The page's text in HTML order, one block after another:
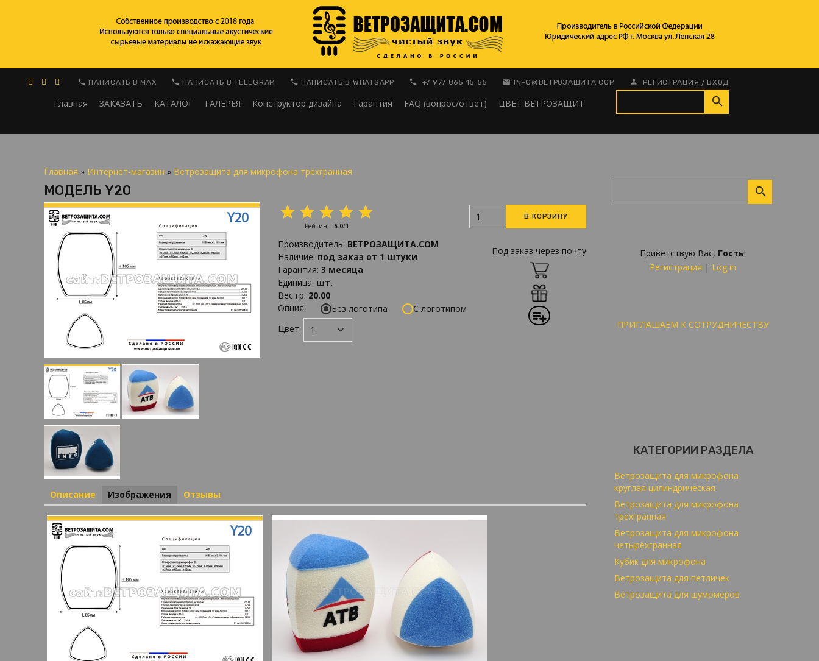
НАПИСАТЬ В MAX НАПИСАТЬ В TELEGRAM НАПИСАТЬ В WHATSAPP +7 977 865 15 55 INFO@ВЕТРОЗАЩИТА.COM РЕГИСТРАЦИЯ / ВХОД
Главная ЗАКАЗАТЬ КАТАЛОГ ГАЛЕРЕЯ Конструктор дизайна Гарантия FAQ (вопрос/ответ) ЦВЕТ ВЕТРОЗАЩИТ
Приветствую Вас, Гость!
Регистрация | Log in
ПРИГЛАШАЕМ К СОТРУДНИЧЕСТВУ
КАТЕГОРИИ РАЗДЕЛА
Ветрозащита для микрофона
круглая цилиндрическая
Ветрозащита для микрофона
трёхгранная
Ветрозащита для микрофона
четырёхгранная
Кубик для микрофона
Ветрозащита для петличек
Ветрозащита для шумомеров
Главная » Интернет-магазин » Ветрозащита для микрофона трёхгранная
МОДЕЛЬ Y20
Рейтинг: 5.0/1
Производитель: ВЕТРОЗАЩИТА.COM
Наличие: под заказ от 1 штуки
Гарантия: 3 месяца
Единица: шт.
Вес гр: 20.00
Опция:
Без логотипа
С логотипом
Цвет:
Под заказ через почту
Описание Изображения Отзывы